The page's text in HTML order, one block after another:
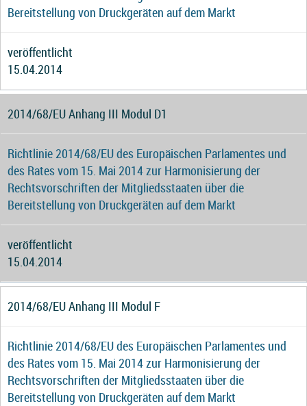
Bereitstellung von Druckgeräten auf dem Markt
veröffentlicht
15.04.2014
2014/68/EU Anhang III Modul D1
Richtlinie 2014/68/EU des Europäischen Parlamentes und
des Rates vom 15. Mai 2014 zur Harmonisierung der
Rechtsvorschriften der Mitgliedsstaaten über die
Bereitstellung von Druckgeräten auf dem Markt
veröffentlicht
15.04.2014
2014/68/EU Anhang III Modul F
Richtlinie 2014/68/EU des Europäischen Parlamentes und
des Rates vom 15. Mai 2014 zur Harmonisierung der
Rechtsvorschriften der Mitgliedsstaaten über die
Bereitstellung von Druckgeräten auf dem Markt